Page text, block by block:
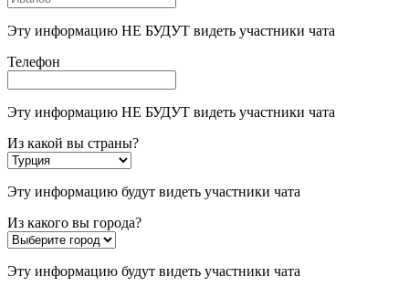
Эту информацию НЕ БУДУТ видеть участники чата
Телефон
Эту информацию НЕ БУДУТ видеть участники чата
Из какой вы страны?
Эту информацию будут видеть участники чата
Из какого вы города?
Эту информацию будут видеть участники чата